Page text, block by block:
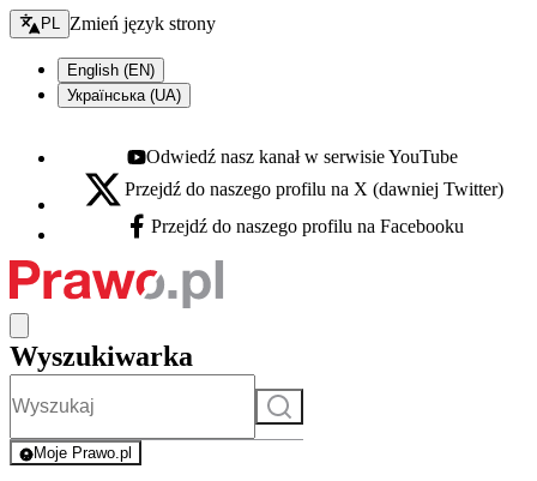
Zmień język - bieżący:
PL Zmień język strony
English (EN)
Українська (UA)
Youtube - otwiera się w nowej karcie
Odwiedź nasz kanał w serwisie YouTube
X - otwiera się w nowej karcie
Przejdź do naszego profilu na X (dawniej Twitter)
Facebook - otwiera się w nowej karcie
Przejdź do naszego profilu na Facebooku
Wyszukiwarka
Szukaj
Moje Prawo.pl
- rejestracja i logowanie do serwisu